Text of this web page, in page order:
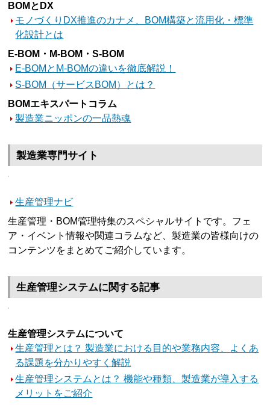
BOMとDX
モノづくりDX推進のカナメ、BOM構築と流用化・標準
化設計とは
E-BOM・M-BOM・S-BOM
E-BOMとM-BOMの違いを徹底解説！
S-BOM（サービスBOM）とは？
BOMエキスパートコラム
製造業ニッポンの一品熱魂
製造業専門サイト
生産管理ナビ
生産管理・BOM管理特集のスペシャルサイトです。フェ
ア・イベント情報や関連コラムなど、製造業の皆様向けの
コンテンツをまとめてご紹介しています。
生産管理システムに関する記事
生産管理システムについて
生産管理とは？ 製造業における目的や業務内容、よくあ
る課題を分かりやすく解説
生産管理システムとは？ 機能や種類、製造業が導入する
メリットをご紹介